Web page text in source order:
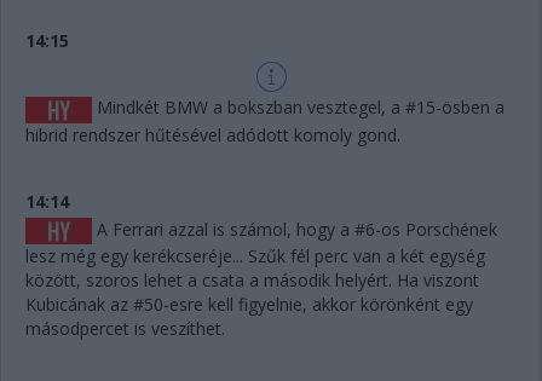
14:15
Mindkét BMW a bokszban vesztegel, a #15-ösben a
hibrid rendszer hűtésével adódott komoly gond.
14:14
A Ferrari azzal is számol, hogy a #6-os Porschének
lesz még egy kerékcseréje... Szűk fél perc van a két egység
között, szoros lehet a csata a második helyért. Ha viszont
Kubicának az #50-esre kell figyelnie, akkor körönként egy
másodpercet is veszíthet.